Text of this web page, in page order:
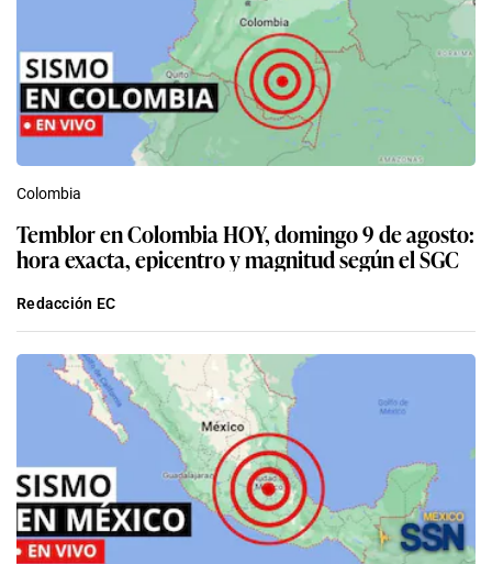
Colombia
Temblor en Colombia HOY, domingo 9 de agosto:
hora exacta, epicentro y magnitud según el SGC
Redacción EC